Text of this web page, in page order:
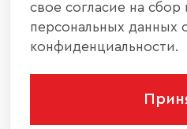
свое согласие на сбор
персональных данных
конфиденциальности.